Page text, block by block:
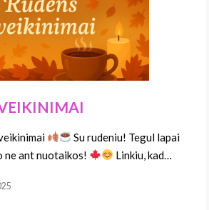
Su rudeniu! Tegul lapai
ne ant nuotaikos!
Linkiu, kad…